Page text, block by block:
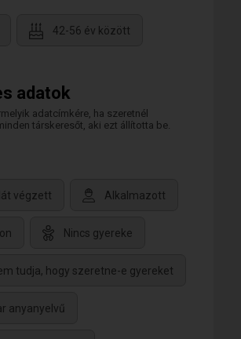
42-56 év között
adatok
adatcímkére, ha szeretnél
társkeresőt, aki ezt állította be.
végzett Alkalmazott
Nincs gyereke
tudja, hogy szeretne-e gyereket
anyanyelvű